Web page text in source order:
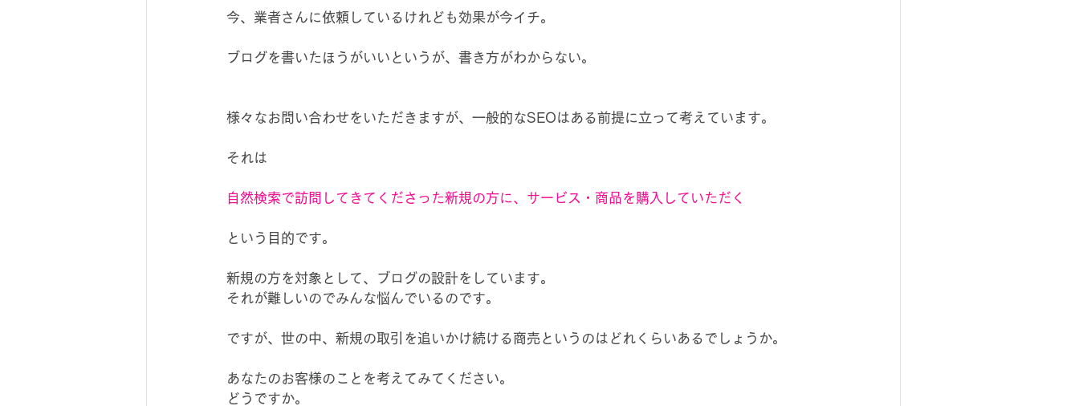
今、業者さんに依頼しているけれども効果が今イチ。
ブログを書いたほうがいいというが、書き方がわからない。
様々なお問い合わせをいただきますが、一般的なSEOはある前提に立って考えています。
それは
自然検索で訪問してきてくださった新規の方に、サービス・商品を購入していただく
という目的です。
新規の方を対象として、ブログの設計をしています。
それが難しいのでみんな悩んでいるのです。
ですが、世の中、新規の取引を追いかけ続ける商売というのはどれくらいあるでしょうか。
あなたのお客様のことを考えてみてください。
どうですか。